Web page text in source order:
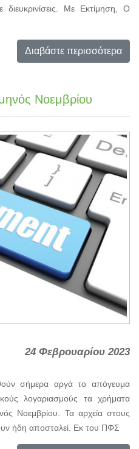
Με Εκτίμηση, Ο
Διαβάστε περισσότερα
Νοεμβρίου
24 Φεβρουαρίου 2023
σήμερα αργά το απόγευμα
λογαριασμούς τα χρήματα
Νοεμβρίου. Τα αρχεία στους
ήδη αποσταλεί. Εκ του ΠΦΣ